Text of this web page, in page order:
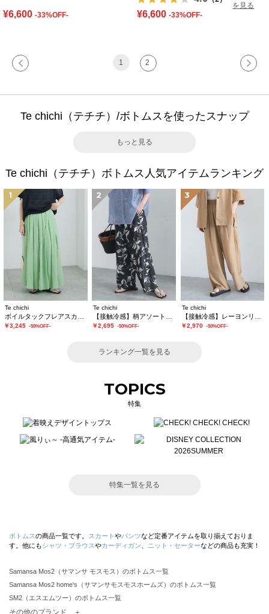
¥6,600 -33%OFF-
を見る
¥6,600 -33%OFF-
1 2
Te chichi（テチチ）/ボトムスを使ったスナップ
もっと見る
Te chichi（テチチ）ボトムス人気アイテムランキング
1
Te chichi
￥3,245 -50%OFF-
2
Te chichi
￥2,695 -50%OFF-
3
Te chichi
￥2,970 -50%OFF-
ランキング一覧を見る
TOPICS
特集
特集一覧を見る
ボトムスの商品一覧です。 スカート やパンツなど定番アイテムを取り揃えておりま
す。他にもシャツ・ブラウスやカーディガン ニット・セーターなどの商品も充実！
Samansa Mos2（サマンサ モスモス）のボトムス一覧
Samansa Mos2 home's（サマンサモスモスホームズ）のボトムス一覧
SM2（エスエムツー）のボトムス一覧
TSUHARU by Samansa Mos2（ツハルバイサマンサモスモス）のボトムス一覧
その他のブランド ＋